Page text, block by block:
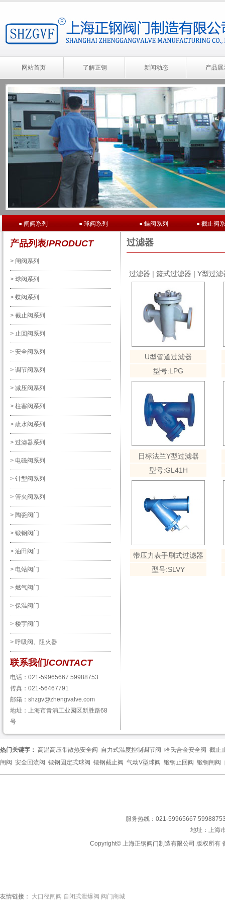
网站首页 了解正钢 新闻动态 产品展
● 闸阀系列 ● 球阀系列 ● 蝶阀系列 ● 截止阀
产品列表/PRODUCT
> 闸阀系列
> 球阀系列
> 蝶阀系列
> 截止阀系列
> 止回阀系列
> 安全阀系列
> 调节阀系列
> 减压阀系列
> 柱塞阀系列
> 疏水阀系列
> 过滤器系列
> 电磁阀系列
> 针型阀系列
> 管夹阀系列
> 陶瓷阀门
> 锻钢阀门
> 油田阀门
> 电站阀门
> 燃气阀门
> 保温阀门
> 楼宇阀门
> 呼吸阀、阻火器
联系我们/CONTACT
电话：021-59965667 59988753
传真：021-56467791
邮箱：shzgv@zhengvalve.com
地址：上海市青浦工业园区新胜路68
号
过滤器
过滤器 | 篮式过滤器 | Y型过滤
U型管道过滤器
型号:LPG
日标法兰Y型过滤器
型号:GL41H
带压力表手刷式过滤器
型号:SLVY
热门关键字： 高温高压带散热安全阀 自力式温度控制调节阀 哈氏合金安全阀 截止
闸阀 安全回流阀 锻钢固定式球阀 锻钢截止阀 气动V型球阀 锻钢止回阀 锻钢闸阀
服务热线：021-59965667
地址：上海
Copyright© 上海正钢阀门制造有限公司 版权所有
友情链接： 大口径闸阀 自闭式泄爆阀 阀门商城